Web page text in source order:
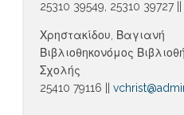
25310 39549, 25310 39727 ||
Χρηστακίδου, Βαγιανή
Βιβλιοθηκονόμος
Σχολής
25410 79116 ||